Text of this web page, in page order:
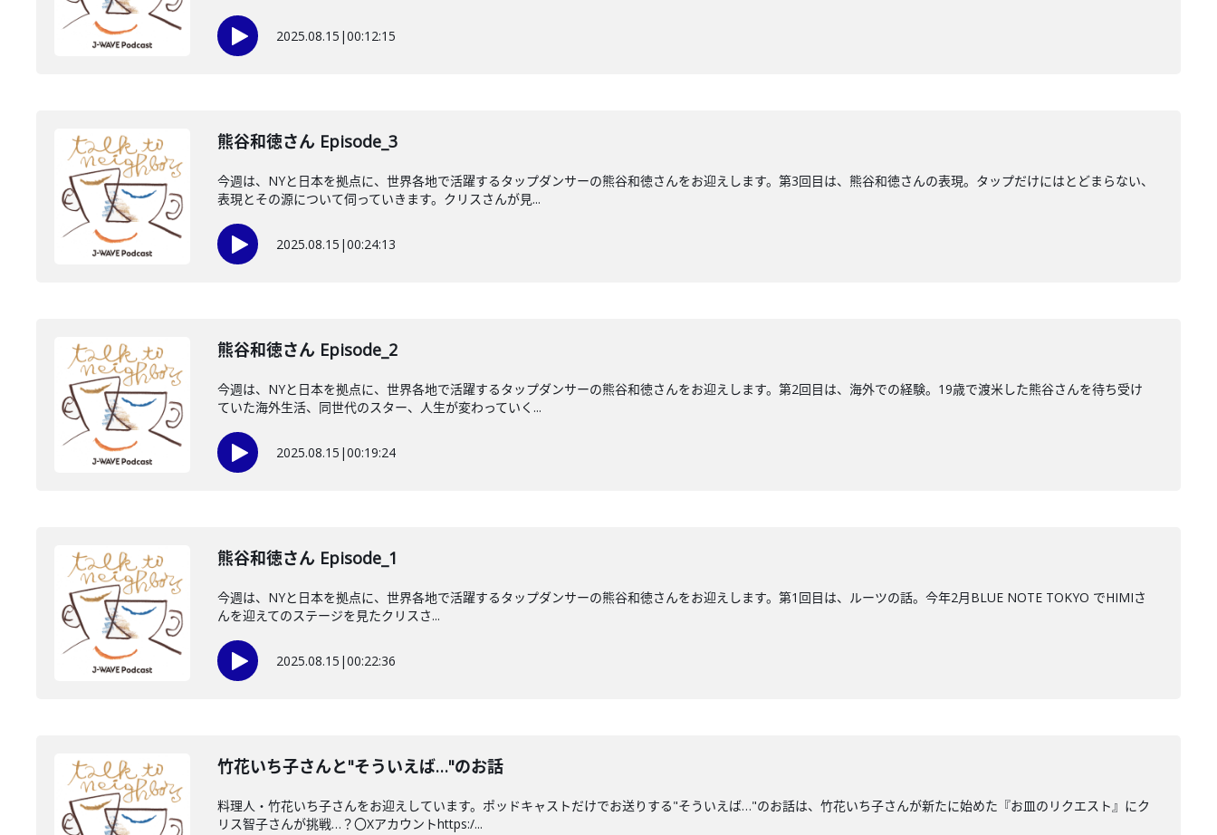
2025.08.15 |00:12:15
熊谷和徳さん Episode_3
今週は、NYと日本を拠点に、世界各地で活躍するタップダンサーの熊谷和徳さんをお迎えします。第3回目は、熊谷和徳さんの表現。タップだけにはとどまらない、
表現とその源について伺っていきます。クリスさんが見...
2025.08.15 |00:24:13
熊谷和徳さん Episode_2
今週は、NYと日本を拠点に、世界各地で活躍するタップダンサーの熊谷和徳さんをお迎えします。第2回目は、海外での経験。19歳で渡米した熊谷さんを待ち受け
ていた海外生活、同世代のスター、人生が変わっていく...
2025.08.15 |00:19:24
熊谷和徳さん Episode_1
今週は、NYと日本を拠点に、世界各地で活躍するタップダンサーの熊谷和徳さんをお迎えします。第1回目は、ルーツの話。今年2月BLUE NOTE TOKYO でHIMIさ
んを迎えてのステージを見たクリスさ...
2025.08.15 |00:22:36
竹花いち子さんと"そういえば…"のお話
料理人・竹花いち子さんをお迎えしています。ポッドキャストだけでお送りする"そういえば…"のお話は、竹花いち子さんが新たに始めた『お皿のリクエスト』にク
リス智子さんが挑戦…？〇Xアカウントhttps:/...